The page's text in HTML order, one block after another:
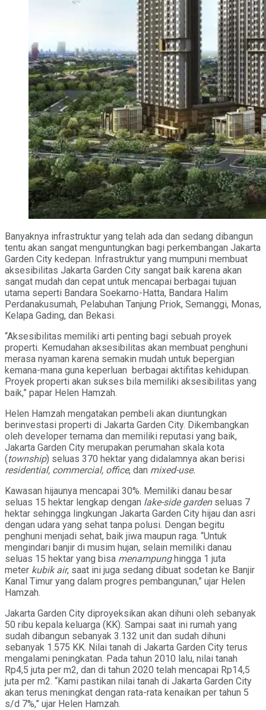
Banyaknya infrastruktur yang telah ada dan sedang dibangun
tentu akan sangat menguntungkan bagi perkembangan Jakarta
Garden City kedepan. Infrastruktur yang mumpuni membuat
aksesibilitas Jakarta Garden City sangat baik karena akan
sangat mudah dan cepat untuk mencapai berbagai tujuan
utama seperti Bandara Soekarno-Hatta, Bandara Halim
Perdanakusumah, Pelabuhan Tanjung Priok, Semanggi, Monas,
Kelapa Gading, dan Bekasi.
“Aksesibilitas memiliki arti penting bagi sebuah proyek
properti. Kemudahan aksesibilitas akan membuat penghuni
merasa nyaman karena semakin mudah untuk bepergian
kemana-mana guna keperluan berbagai aktifitas kehidupan.
Proyek properti akan sukses bila memiliki aksesibilitas yang
baik,” papar Helen Hamzah.
Helen Hamzah mengatakan pembeli akan diuntungkan
berinvestasi properti di Jakarta Garden City. Dikembangkan
oleh developer ternama dan memiliki reputasi yang baik,
Jakarta Garden City merupakan perumahan skala kota
(township) seluas 370 hektar yang didalamnya akan berisi
residential, commercial, office, dan mixed-use.
Kawasan hijaunya mencapai 30%. Memiliki danau besar
seluas 15 hektar lengkap dengan lake-side gardenseluas 7
hektar sehingga lingkungan Jakarta Garden City hijau dan asri
dengan udara yang sehat tanpa polusi. Dengan begitu
penghuni menjadi sehat, baik jiwa maupun raga. “Untuk
mengindari banjir di musim hujan, selain memiliki danau
seluas 15 hektar yang bisa menampunghingga 1 juta
meter kubik air, saat ini juga sedang dibuat sodetan ke Banjir
Kanal Timur yang dalam progres pembangunan,” ujar Helen
Hamzah.
Jakarta Garden City diproyeksikan akan dihuni oleh sebanyak
50 ribu kepala keluarga (KK). Sampai saat ini rumah yang
sudah dibangun sebanyak 3.132 unit dan sudah dihuni
sebanyak 1.575 KK. Nilai tanah di Jakarta Garden City terus
mengalami peningkatan. Pada tahun 2010 lalu, nilai tanah
Rp4,5 juta per m2, dan di tahun 2020 telah mencapai Rp14,5
juta per m2. “Kami pastikan nilai tanah di Jakarta Garden City
akan terus meningkat dengan rata-rata kenaikan per tahun 5
s/d 7%,” ujar Helen Hamzah.